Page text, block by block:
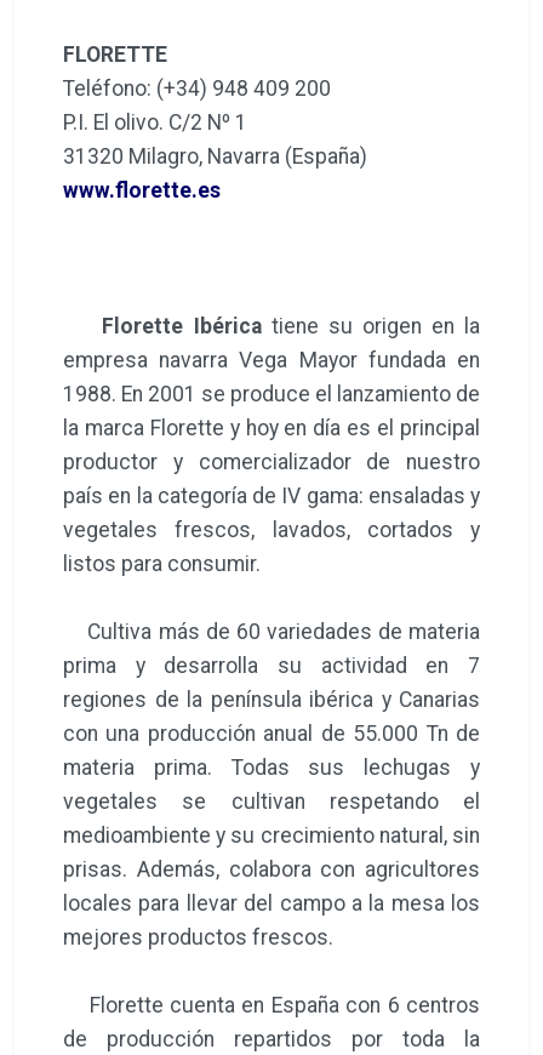
FLORETTE
Teléfono: (+34) 948 409 200
P.I. El olivo. C/2 Nº 1
31320 Milagro, Navarra (España)
www.florette.es
Florette Ibéricatiene su origen en la
empresa navarra Vega Mayor fundada en
1988. En 2001 se produce el lanzamiento de
la marca Florette y hoy en día es el principal
productor y comercializador de nuestro
país en la categoría de IV gama: ensaladas y
vegetales frescos, lavados, cortados y
listos para consumir.
Cultiva más de 60 variedades de materia
prima y desarrolla su actividad en 7
regiones de la península ibérica y Canarias
con una producción anual de 55.000 Tn de
materia prima. Todas sus lechugas y
vegetales se cultivan respetando el
medioambiente y su crecimiento natural, sin
prisas. Además, colabora con agricultores
locales para llevar del campo a la mesa los
mejores productos frescos.
Florette cuenta en España con 6 centros
de producción repartidos por toda la